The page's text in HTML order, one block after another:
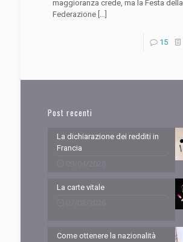
maggioranza crede, ma la Festa della
Federazione[…]
15
Post recenti
La dichiarazione dei redditi in
Francia
La carte vitale
Come ottenere la nazionalità